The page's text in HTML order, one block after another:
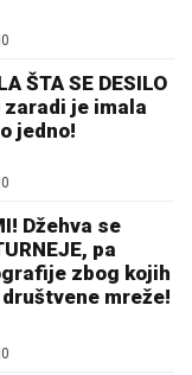
0
ŠTA SE DESILO
zaradi je imala
jedno!
0
Džehva se
pa
zbog kojih
društvene mreže!
0